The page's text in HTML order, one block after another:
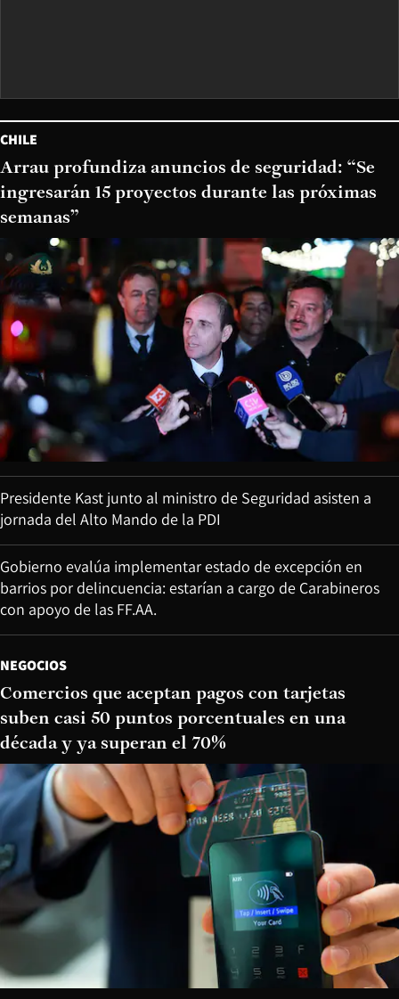
CHILE
Arrau profundiza anuncios de seguridad: “Se
ingresarán 15 proyectos durante las próximas
semanas”
Presidente Kast junto al ministro de Seguridad asisten a
jornada del Alto Mando de la PDI
Gobierno evalúa implementar estado de excepción en
barrios por delincuencia: estarían a cargo de Carabineros
con apoyo de las FF.AA.
NEGOCIOS
Comercios que aceptan pagos con tarjetas
suben casi 50 puntos porcentuales en una
década y ya superan el 70%